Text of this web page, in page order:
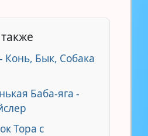
Конь, Бык, Собака
Баба-яга -
Тора с